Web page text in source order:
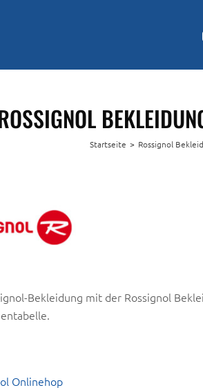
Startseite > Rossignol
Bekleidung mit der Rossignol
Onlinehop